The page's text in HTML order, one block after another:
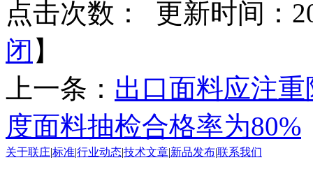
点击次数：
更新时间：
闭 】
上一条： 出口面料应注
度面料抽检合格率为80%
关于联庄标准行业动态技术文章 新品发布联系我们